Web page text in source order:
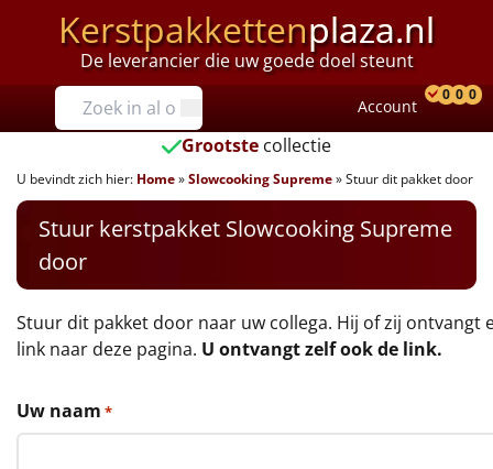
Kerstpakkettenplaza.nl
De leverancier die uw goede doel steunt
Prijzen
Tot €25
€25 tot €35
€35 tot €40
€40 tot €45
€45 tot €50
Account
0 0 0
Grootste collectie
U bevindt zich hier: Home»Slowcooking Supreme»Stuur dit pakket door
Stuur kerstpakket Slowcooking Supreme
door
Stuur dit pakket door naar uw collega. Hij of zij ontvangt
link naar deze pagina. U ontvangt zelf ook de link.
Uw naam *